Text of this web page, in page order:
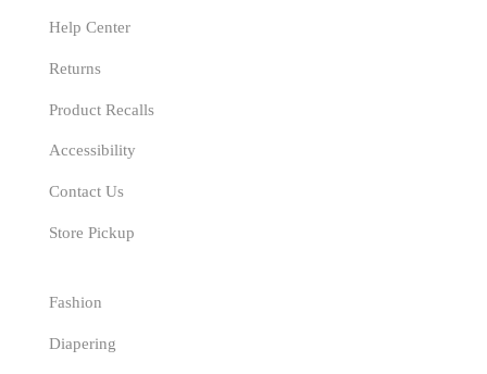
Help Center
Returns
Product Recalls
Accessibility
Contact Us
Store Pickup
Fashion
Diapering